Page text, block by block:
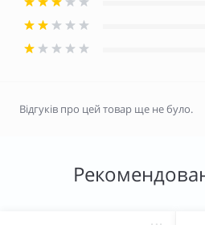
Відгуків про цей товар ще не було.